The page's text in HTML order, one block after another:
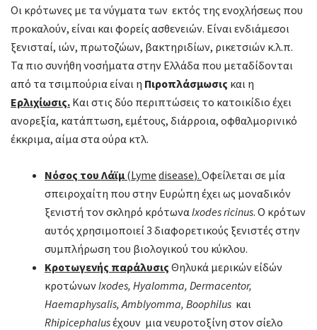
Οι κρότωνες με τα νύγματα των εκτός της ενoχλήσεως που
προκαλούν, είναι και φορείς ασθενειών. Είναι ενδιάμεσοι
ξενισταί, ιών, πρωτοζώων, βακτηριδίων, ρικετσιών κ.λ.π.
Τα πιο συνήθη νοσήματα στην Ελλάδα που μεταδίδονται
από τα τσιμπούρια είναι η Πιροπλάσμωσις και η
Ερλιχίωσις. Και στις δύο περιπτώσεις το κατοικίδιο έχει
ανορεξία, κατάπτωση, εμέτους, διάρροια, οφθαλμορινικό
έκκριμα, αίμα στα ούρα κτλ.
Νόσος του Λάϊμ(Lyme disease). Οφείλεται σε μία
σπειροχαίτη που στην Ευρώπη έχει ως μοναδικόν
ξενιστή τον σκληρό κρότωνα Ixodesricinus. Ο κρότων
αυτός χρησιμοποιεί 3 διαφορετικούς ξενιστές στην
συμπλήρωση του βιολογικού του κύκλου.
Κροτωγενής παράλυσις Θηλυκά μερικών είδών
κροτώνωνIxodes, Hyalomma, Dermacentor,
Haemaphysalis, Amblyomma, Boophilus και
Rhipicephalusέχουν μια νευροτοξίνη στον σίελο